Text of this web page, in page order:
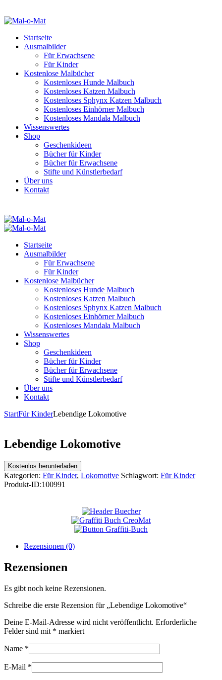
Startseite
Ausmalbilder
Für Erwachsene
Für Kinder
Kostenlose Malbücher
Kostenloses Hunde Malbuch
Kostenloses Katzen Malbuch
Kostenloses Sphynx Katzen Malbuch
Kostenloses Einhörner Malbuch
Kostenloses Mandala Malbuch
Wissenswertes
Shop
Geschenkideen
Bücher für Kinder
Bücher für Erwachsene
Stifte und Künstlerbedarf
Über uns
Kontakt
Startseite
Ausmalbilder
Für Erwachsene
Für Kinder
Kostenlose Malbücher
Kostenloses Hunde Malbuch
Kostenloses Katzen Malbuch
Kostenloses Sphynx Katzen Malbuch
Kostenloses Einhörner Malbuch
Kostenloses Mandala Malbuch
Wissenswertes
Shop
Geschenkideen
Bücher für Kinder
Bücher für Erwachsene
Stifte und Künstlerbedarf
Über uns
Kontakt
StartFür KinderLebendige Lokomotive
Lebendige Lokomotive
Kostenlos herunterladen
Kategorien: Für Kinder, Lokomotive Schlagwort: Für Kinder
Produkt-ID:100991
Rezensionen (0)
Rezensionen
Es gibt noch keine Rezensionen.
Schreibe die erste Rezension für „Lebendige Lokomotive“
Deine E-Mail-Adresse wird nicht veröffentlicht. Erforderliche
Felder sind mit * markiert
Name *
E-Mail *